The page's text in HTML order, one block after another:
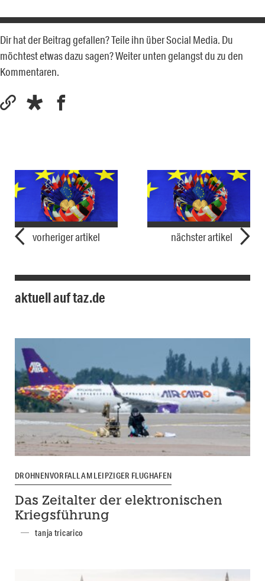
Dir hat der Beitrag gefallen? Teile ihn über Social Media. Du
möchtest etwas dazu sagen? Weiter unten gelangst du zu den
Kommentaren.
vorheriger artikel nächster artikel
aktuell auf taz.de
DROHNENVORFALL AM LEIPZIGER FLUGHAFEN
Das Zeitalter der elektronischen
Kriegsführung
tanja tricarico